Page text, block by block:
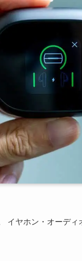
イヤホン・オーデ